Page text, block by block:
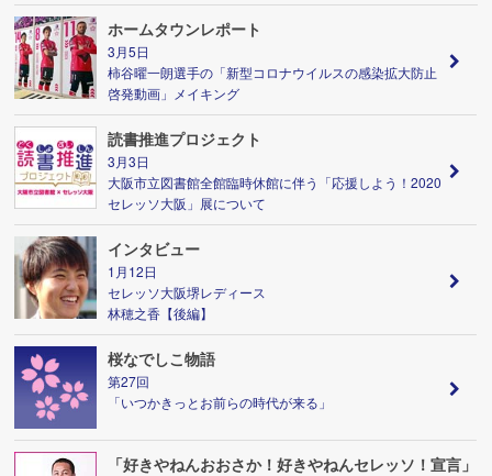
ホームタウンレポート
3月5日
柿谷曜一朗選手の「新型コロナウイルスの感染拡大防止
啓発動画」メイキング
読書推進プロジェクト
3月3日
大阪市立図書館全館臨時休館に伴う「応援しよう！2020
セレッソ大阪」展について
インタビュー
1月12日
セレッソ大阪堺レディース
林穂之香【後編】
桜なでしこ物語
第27回
「いつかきっとお前らの時代が来る」
「好きやねんおおさか！好きやねんセレッソ！宣言」